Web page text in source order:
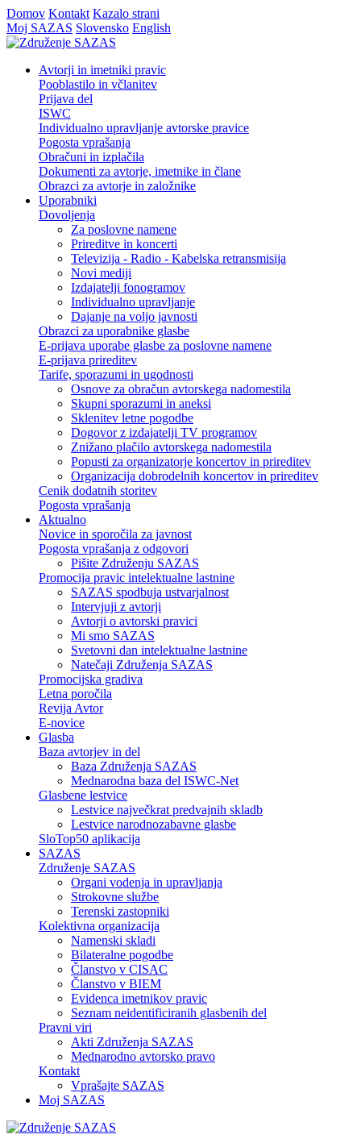
Domov Kontakt Kazalo strani
Moj SAZAS Slovensko English
Avtorji in imetniki pravic
Pooblastilo in včlanitev
Prijava del
ISWC
Individualno upravljanje avtorske pravice
Pogosta vprašanja
Obračuni in izplačila
Dokumenti za avtorje, imetnike in člane
Obrazci za avtorje in založnike
Uporabniki
Dovoljenja
Za poslovne namene
Prireditve in koncerti
Televizija - Radio - Kabelska retransmisija
Novi mediji
Izdajatelji fonogramov
Individualno upravljanje
Dajanje na voljo javnosti
Obrazci za uporabnike glasbe
E-prijava uporabe glasbe za poslovne namene
E-prijava prireditev
Tarife, sporazumi in ugodnosti
Osnove za obračun avtorskega nadomestila
Skupni sporazumi in aneksi
Sklenitev letne pogodbe
Dogovor z izdajatelji TV programov
Znižano plačilo avtorskega nadomestila
Popusti za organizatorje koncertov in prireditev
Organizacija dobrodelnih koncertov in prireditev
Cenik dodatnih storitev
Pogosta vprašanja
Aktualno
Novice in sporočila za javnost
Pogosta vprašanja z odgovori
Pišite Združenju SAZAS
Promocija pravic intelektualne lastnine
SAZAS spodbuja ustvarjalnost
Intervjuji z avtorji
Avtorji o avtorski pravici
Mi smo SAZAS
Svetovni dan intelektualne lastnine
Natečaji Združenja SAZAS
Promocijska gradiva
Letna poročila
Revija Avtor
E-novice
Glasba
Baza avtorjev in del
Baza Združenja SAZAS
Mednarodna baza del ISWC-Net
Glasbene lestvice
Lestvice največkrat predvajnih skladb
Lestvice narodnozabavne glasbe
SloTop50 aplikacija
SAZAS
Združenje SAZAS
Organi vodenja in upravljanja
Strokovne službe
Terenski zastopniki
Kolektivna organizacija
Namenski skladi
Bilateralne pogodbe
Članstvo v CISAC
Članstvo v BIEM
Evidenca imetnikov pravic
Seznam neidentificiranih glasbenih del
Pravni viri
Akti Združenja SAZAS
Mednarodno avtorsko pravo
Kontakt
Vprašajte SAZAS
Moj SAZAS